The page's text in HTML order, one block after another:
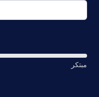
مبتكر